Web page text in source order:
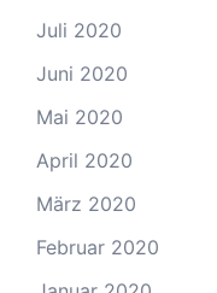
Juli 2020
Juni 2020
Mai 2020
April 2020
März 2020
Februar 2020